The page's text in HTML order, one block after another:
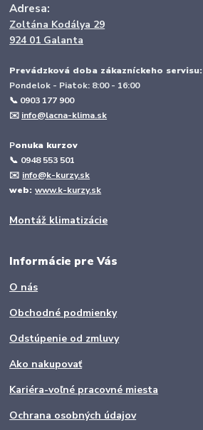
Adresa:
Zoltána Kodálya 29
924 01 Galanta
Prevádzková doba zákazníckeho servisu:
Pondelok - Piatok: 8:00 - 16:00
📞 0903 177 900
✉️ info@lacna-klima.sk
Ponuka kurzov
📞 0948 553 501
✉️ info@k-kurzy.sk
web:www.k-kurzy.sk
Montáž klimatizácie
Informácie pre Vás
O nás
Obchodné podmienky
Odstúpenie od zmluvy
Ako nakupovať
Kariéra-voľné pracovné miesta
Ochrana osobných údajov